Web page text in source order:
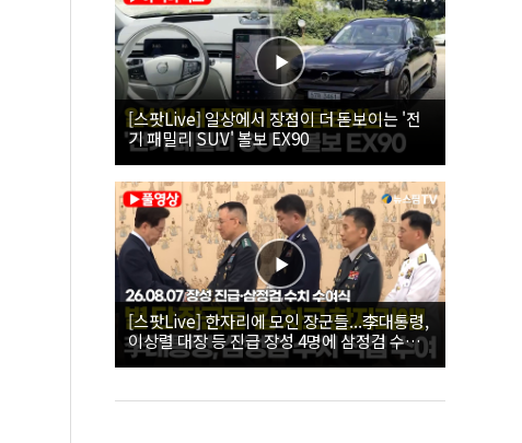
[스팟Live] 일상에서 장점이 더 돋보이는 '전
기 패밀리 SUV' 볼보 EX90
[스팟Live] 한자리에 모인 장군들...李대통령,
이상렬 대장 등 진급 장성 4명에 삼정검 수치
직접 수여｜26.08.07 장성 진급·삼정검 수치